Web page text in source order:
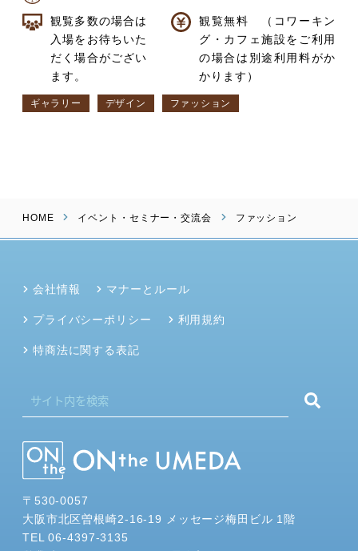
観覧多数の場合は
入場をお待ちいた
だく場合がござい
ます。
観覧無料 （コワーキン
グ・カフェ施設をご利用
の場合は別途利用料がか
かります）
ギャラリー デザイン ファッション
HOME イベント・セミナー・交流会 ファッション
〒530-0057
大阪市北区曽根崎2-16-19 メッセージ梅田ビル 1階
TEL 06-4397-3135
会社情報 マナーとルール
プライバシーポリシー 利用規約
特商法に関する表記